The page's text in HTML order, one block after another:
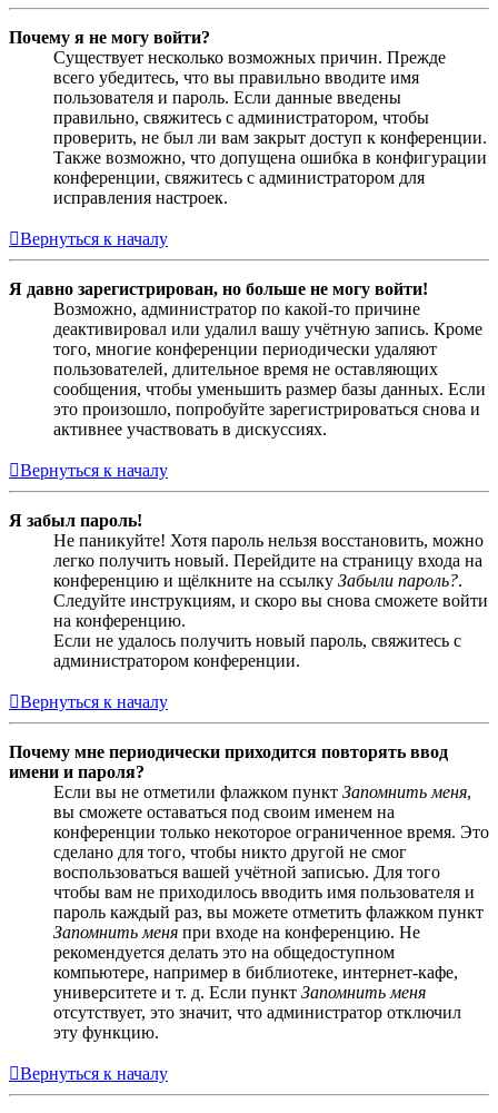
Почему я не могу войти?
Существует несколько возможных причин. Прежде
всего убедитесь, что вы правильно вводите имя
пользователя и пароль. Если данные введены
правильно, свяжитесь с администратором, чтобы
проверить, не был ли вам закрыт доступ к конференции.
Также возможно, что допущена ошибка в конфигурации
конференции, свяжитесь с администратором для
исправления настроек.
Вернуться к началу
Я давно зарегистрирован, но больше не могу войти!
Возможно, администратор по какой-то причине
деактивировал или удалил вашу учётную запись. Кроме
того, многие конференции периодически удаляют
пользователей, длительное время не оставляющих
сообщения, чтобы уменьшить размер базы данных. Если
это произошло, попробуйте зарегистрироваться снова и
активнее участвовать в дискуссиях.
Вернуться к началу
Я забыл пароль!
Не паникуйте! Хотя пароль нельзя восстановить, можно
легко получить новый. Перейдите на страницу входа на
конференцию и щёлкните на ссылку Забыли пароль?.
Следуйте инструкциям, и скоро вы снова сможете войти
на конференцию.
Если не удалось получить новый пароль, свяжитесь с
администратором конференции.
Вернуться к началу
Почему мне периодически приходится повторять ввод
имени и пароля?
Если вы не отметили флажком пункт Запомнить меня,
вы сможете оставаться под своим именем на
конференции только некоторое ограниченное время. Это
сделано для того, чтобы никто другой не смог
воспользоваться вашей учётной записью. Для того
чтобы вам не приходилось вводить имя пользователя и
пароль каждый раз, вы можете отметить флажком пункт
Запомнить меня при входе на конференцию. Не
рекомендуется делать это на общедоступном
компьютере, например в библиотеке, интернет-кафе,
университете и т. д. Если пункт Запомнить меня
отсутствует, это значит, что администратор отключил
эту функцию.
Вернуться к началу